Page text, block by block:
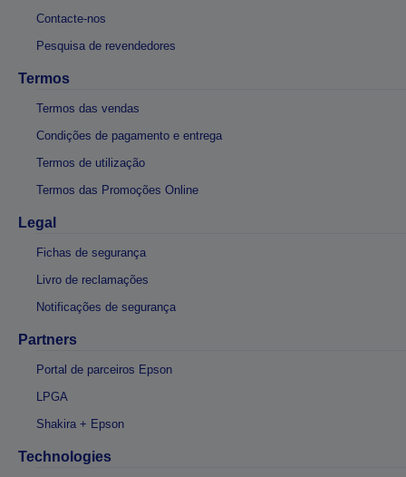
Contacte-nos
Pesquisa de revendedores
Termos
Termos das vendas
Condições de pagamento e entrega
Termos de utilização
Termos das Promoções Online
Legal
Fichas de segurança
Livro de reclamações
Notificações de segurança
Partners
Portal de parceiros Epson
LPGA
Shakira + Epson
Technologies